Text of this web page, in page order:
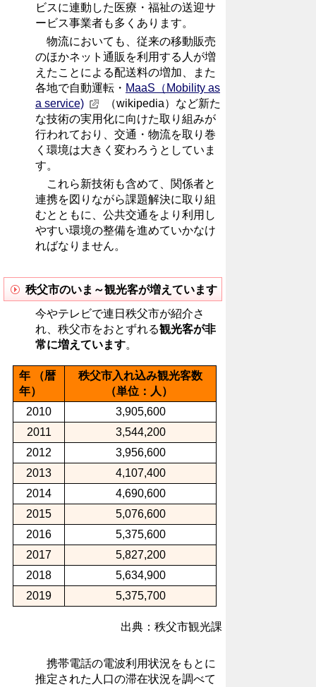
ビスに連動した医療・福祉の送迎サ
ービス事業者も多くあります。
物流においても、従来の移動販売
のほかネット通販を利用する人が増
えたことによる配送料の増加、また
各地で自動運転・ MaaS（Mobility as
a service)
（wikipedia）など新た
な技術の実用化に向けた取り組みが
行われており、交通・物流を取り巻
く環境は大きく変わろうとしていま
す。
これら新技術も含めて、関係者と
連携を図りながら課題解決に取り組
むとともに、公共交通をより利用し
やすい環境の整備を進めていかなけ
ればなりません。
秩父市のいま～観光客が増えています
今やテレビで連日秩父市が紹介さ
れ、秩父市をおとずれる観光客が非
常に増えています。
年 （暦
年）
秩父市入れ込み観光客数
（単位：人）
2010
3,905,600
2011
3,544,200
2012
3,956,600
2013
4,107,400
2014
4,690,600
2015
5,076,600
2016
5,375,600
2017
5,827,200
2018
5,634,900
2019
5,375,700
出典：秩父市観光課
携帯電話の電波利用状況をもとに
推定された人口の滞在状況を調べて